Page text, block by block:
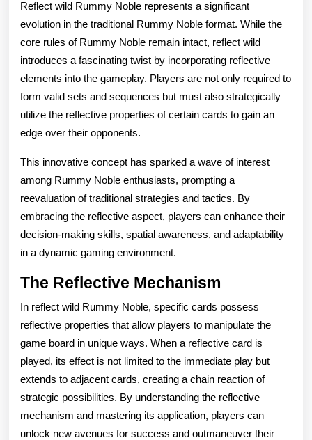
Reflect wild Rummy Noble represents a significant
evolution in the traditional Rummy Noble format. While the
core rules of Rummy Noble remain intact, reflect wild
introduces a fascinating twist by incorporating reflective
elements into the gameplay. Players are not only required to
form valid sets and sequences but must also strategically
utilize the reflective properties of certain cards to gain an
edge over their opponents.
This innovative concept has sparked a wave of interest
among Rummy Noble enthusiasts, prompting a
reevaluation of traditional strategies and tactics. By
embracing the reflective aspect, players can enhance their
decision-making skills, spatial awareness, and adaptability
in a dynamic gaming environment.
The Reflective Mechanism
In reflect wild Rummy Noble, specific cards possess
reflective properties that allow players to manipulate the
game board in unique ways. When a reflective card is
played, its effect is not limited to the immediate play but
extends to adjacent cards, creating a chain reaction of
strategic possibilities. By understanding the reflective
mechanism and mastering its application, players can
unlock new avenues for success and outmaneuver their